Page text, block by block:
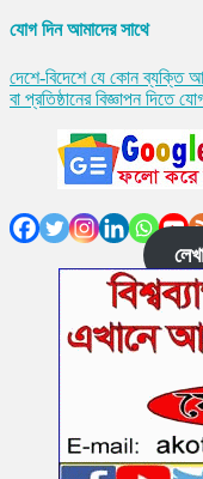
যোগ দিন আমাদের সাথে
দেশে-বিদেশে যে কোন ব্যক্তি
বা প্রতিষ্ঠানের বিজ্ঞাপন দিতে